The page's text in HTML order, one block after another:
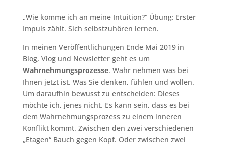
„Wie komme ich an meine Intuition?“ Übung: Erster
Impuls zählt. Sich selbstzuhören lernen.
In meinen Veröffentlichungen Ende Mai 2019 in
Blog, Vlog und Newsletter geht es um
Wahrnehmungsprozesse. Wahr nehmen was bei
Ihnen jetzt ist. Was Sie denken, fühlen und wollen.
Um daraufhin bewusst zu entscheiden: Dieses
möchte ich, jenes nicht. Es kann sein, dass es bei
dem Wahrnehmungsprozess zu einem inneren
Konflikt kommt. Zwischen den zwei verschiedenen
„Etagen“ Bauch gegen Kopf. Oder zwischen zwei